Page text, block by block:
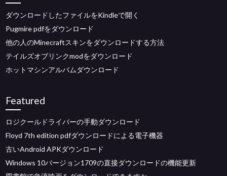
ダウンロードしたファイルをKindleで開く
Pugmire pdfをダウンロード
他の人のMinecraftスキンをダウンロードする方法
テイルズオブリンクmodをダウンロード
ホットマシンアルバムダウンロード
Featured
ロジクールドライバーの手動ダウンロード
Floyd 7th edition pdfダウンロードによる電子機器
古いAndroid APKダウンロード
Windows 10バージョン1709の直接ダウンロードの機能更新